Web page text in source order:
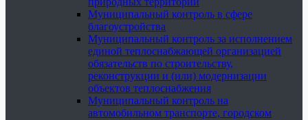
Муниципальный контроль в сфере
благоустройства
Муниципальный контроль за исполнением
единой теплоснабжающей организацией
обязательств по строительству,
реконструкции и (или) модернизации
объектов теплоснабжения
Муниципальный контроль на
автомобильном транспорте, городском